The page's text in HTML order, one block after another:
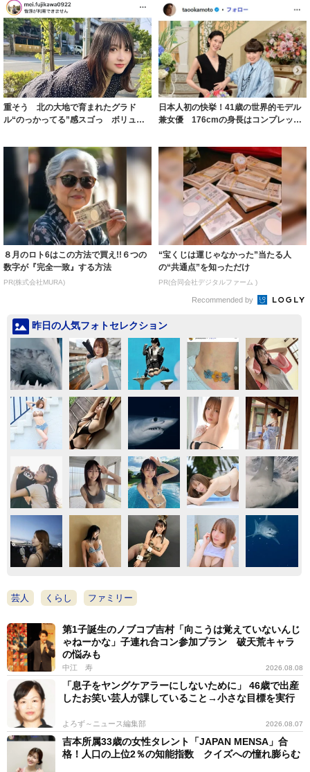
重そう 北の大地で育まれたグラド
ル“のっかってる”感スゴっ ボリュー
日本人初の快挙！41歳の世界的モデル
兼女優 176cmの身長はコンプレック
８月のロト6はこの方法で買え!!６つの
数字が『完全一致』する方法
PR(株式会社MURA)
“宝くじは運じゃなかった”当たる人
の“共通点”を知っただけ
PR(合同会社デジタルファーム )
Recommended by
昨日の人気フォトセレクション
芸人 くらし ファミリー
第1子誕生のノブコブ吉村「向こうは覚えていないんじ
ゃねーかな」子連れ合コン参加プラン 破天荒キャラ
の悩みも
中江 寿 2026.08.08
「息子をヤングケアラーにしないために」 46歳で出産
したお笑い芸人が課していること→小さな目標を実行
よろず～ニュース編集部 2026.08.07
吉本所属33歳の女性タレント「JAPAN MENSA」合
格！人口の上位2％の知能指数 クイズへの憧れ膨らむ